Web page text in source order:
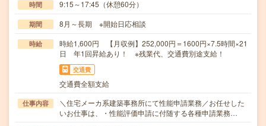
時間 9:15～17:45（休憩60分）
期間 8月～長期 ※開始日応相談
時給
時給1,600円 【月収例】252,000円＝1600円×7.5時間×21
日 年1回昇給あり！ ※残業代、交通費別途支給！
交通費
交通費全額支給
仕事内容
＼住宅メーカ系建築事務所にて性能申請業務／お任せした
いお仕事は、・性能評価申請に付随する各種申請業務…